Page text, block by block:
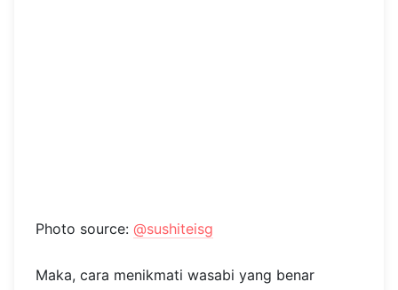
Photo source: @sushiteisg
Maka, cara menikmati wasabi yang benar